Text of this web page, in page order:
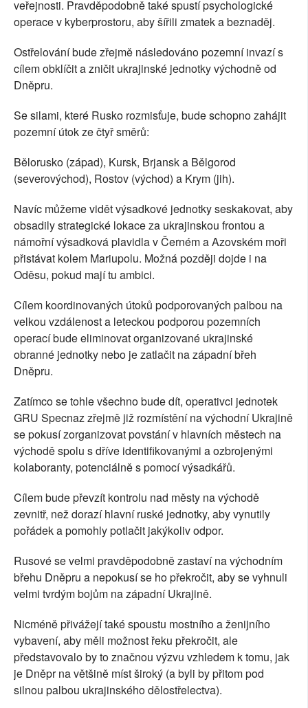
veřejnosti. Pravděpodobně také spustí psychologické
operace v kyberprostoru, aby šířili zmatek a beznaděj.
Ostřelování bude zřejmě následováno pozemní invazí s
cílem obklíčit a zničit ukrajinské jednotky východně od
Dněpru.
Se silami, které Rusko rozmisťuje, bude schopno zahájit
pozemní útok ze čtyř směrů:
Bělorusko (západ), Kursk, Brjansk a Bělgorod
(severovýchod), Rostov (východ) a Krym (jih).
Navíc můžeme vidět výsadkové jednotky seskakovat, aby
obsadily strategické lokace za ukrajinskou frontou a
námořní výsadková plavidla v Černém a Azovském moři
přistávat kolem Mariupolu. Možná později dojde i na
Oděsu, pokud mají tu ambici.
Cílem koordinovaných útoků podporovaných palbou na
velkou vzdálenost a leteckou podporou pozemních
operací bude eliminovat organizované ukrajinské
obranné jednotky nebo je zatlačit na západní břeh
Dněpru.
Zatímco se tohle všechno bude dít, operativci jednotek
GRU Specnaz zřejmě již rozmístění na východní Ukrajině
se pokusí zorganizovat povstání v hlavních městech na
východě spolu s dříve identifikovanými a ozbrojenými
kolaboranty, potenciálně s pomocí výsadkářů.
Cílem bude převzít kontrolu nad městy na východě
zevnitř, než dorazí hlavní ruské jednotky, aby vynutily
pořádek a pomohly potlačit jakýkoliv odpor.
Rusové se velmi pravděpodobně zastaví na východním
břehu Dněpru a nepokusí se ho překročit, aby se vyhnuli
velmi tvrdým bojům na západní Ukrajině.
Nicméně přivážejí také spoustu mostního a ženijního
vybavení, aby měli možnost řeku překročit, ale
představovalo by to značnou výzvu vzhledem k tomu, jak
je Dněpr na většině míst široký (a byli by přitom pod
silnou palbou ukrajinského dělostřelectva).